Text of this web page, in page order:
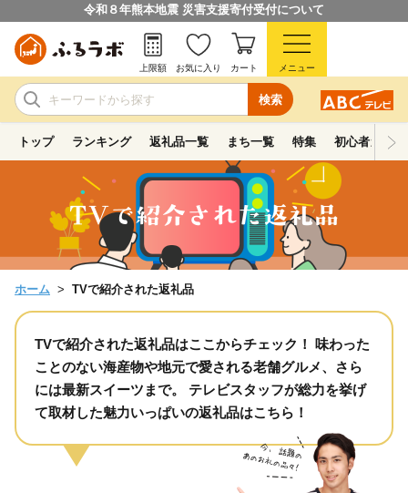
令和８年熊本地震 災害支援寄付受付について
検索
上限額 お気に入り カート メニュー
トップ ランキング 返礼品一覧 まち一覧 特集 初心者ガイド
ホーム TVで紹介された返礼品
TVで紹介された返礼品はここからチェック！ 味わった
ことのない海産物や地元で愛される老舗グルメ、さら
には最新スイーツまで。 テレビスタッフが総力を挙げ
て取材した魅力いっぱいの返礼品はこちら！